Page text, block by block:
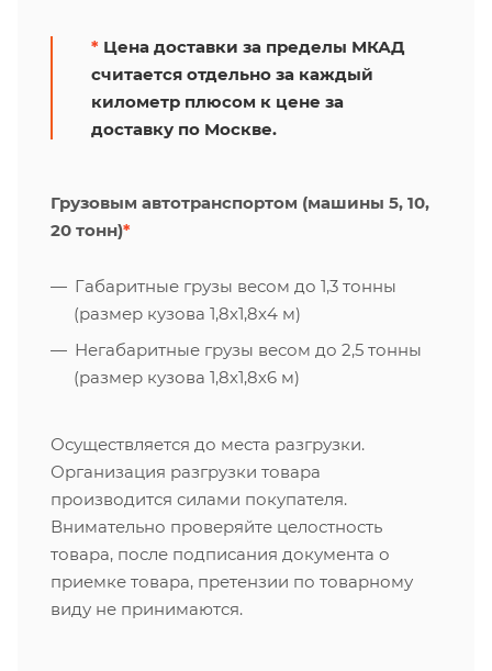
* Цена доставки за пределы МКАД
считается отдельно за каждый
километр плюсом к цене за
доставку по Москве.
Грузовым автотранспортом (машины 5, 10,
20 тонн)*
Габаритные грузы весом до 1,3 тонны
(размер кузова 1,8х1,8х4 м)
Негабаритные грузы весом до 2,5 тонны
(размер кузова 1,8х1,8х6 м)
Осуществляется до места разгрузки.
Организация разгрузки товара
производится силами покупателя.
Внимательно проверяйте целостность
товара, после подписания документа о
приемке товара, претензии по товарному
виду не принимаются.